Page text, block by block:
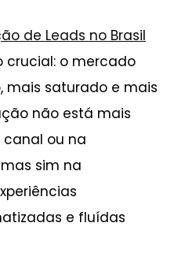
de Leads no Brasil
crucial: o mercado
mais saturado e mais
não está mais
ou na
sim na
e fluídas